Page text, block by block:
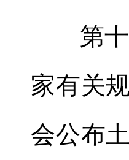
第十
家有关
会公布